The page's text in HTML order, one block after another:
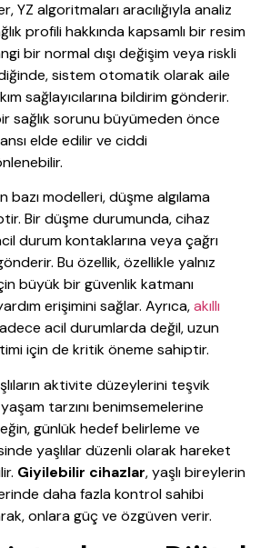
YZ algoritmaları aracılığıyla analiz
profili hakkında kapsamlı bir resim
bir normal dışı değişim veya riskli
sistem otomatik olarak aile
sağlayıcılarına bildirim gönderir.
sağlık sorunu büyümeden önce
elde edilir ve ciddi
bazı modelleri, düşme algılama
Bir düşme durumunda, cihaz
durum kontaklarına veya çağrı
Bu özellik, özellikle yalnız
büyük bir güvenlik katmanı
erişimini sağlar. Ayrıca,akıllı
acil durumlarda değil, uzun
için de kritik öneme sahiptir.
aktivite düzeylerini teşvik
tarzını benimsemelerine
günlük hedef belirleme ve
yaşlılar düzenli olarak hareket
Giyilebilir cihazlar, yaşlı bireylerin
daha fazla kontrol sahibi
onlara güç ve özgüven verir.